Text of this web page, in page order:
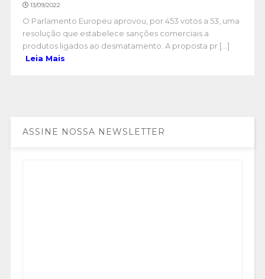
13/09/2022
O Parlamento Europeu aprovou, por 453 votos a 53, uma
resolução que estabelece sanções comerciais a
produtos ligados ao desmatamento. A proposta pr [...]
Leia Mais
ASSINE NOSSA NEWSLETTER